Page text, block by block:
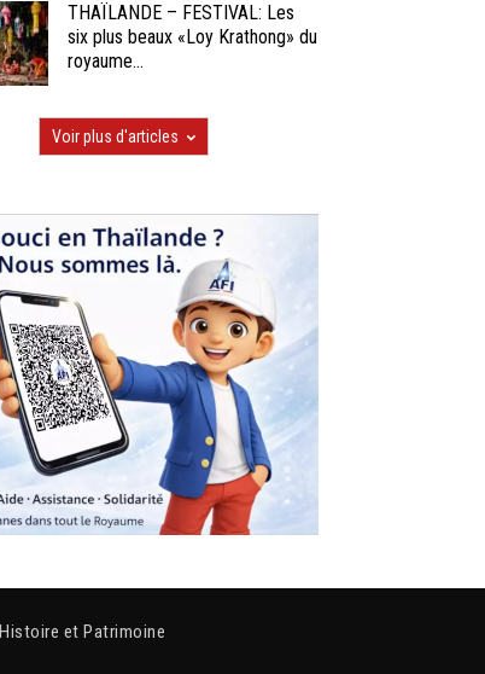
THAÏLANDE – FESTIVAL: Les
six plus beaux «Loy Krathong» du
royaume...
Voir plus d'articles
Histoire et Patrimoine